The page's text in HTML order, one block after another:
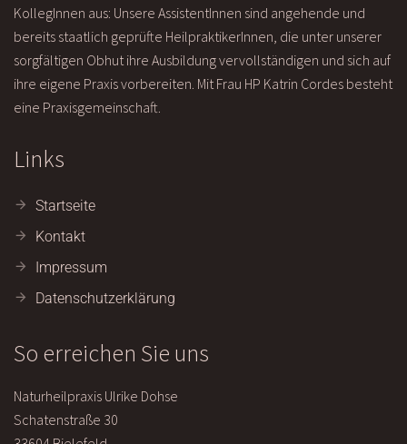
KollegInnen aus: Unsere AssistentInnen sind angehende und
bereits staatlich geprüfte HeilpraktikerInnen, die unter unserer
sorgfältigen Obhut ihre Ausbildung vervollständigen und sich auf
ihre eigene Praxis vorbereiten. Mit Frau HP Katrin Cordes besteht
eine Praxisgemeinschaft.
Links
Startseite
Kontakt
Impressum
Datenschutzerklärung
So erreichen Sie uns
Naturheilpraxis Ulrike Dohse
Schatenstraße 30